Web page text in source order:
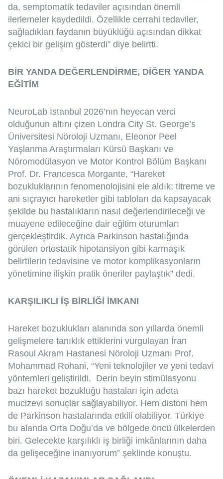
da, semptomatik tedaviler açısından önemli
ilerlemeler kaydedildi. Özellikle cerrahi tedaviler,
sağladıkları faydanın büyüklüğü açısından dikkat
çekici bir gelişim gösterdi” diye belirtti.
BİR YANDA DEĞERLENDİRME, DİĞER YANDA
EĞİTİM
NeuroLab İstanbul 2026’nın heyecan verci
olduğunun altını çizen Londra City St. George’s
Üniversitesi Nöroloji Uzmanı, Eleonor Peel
Yaşlanma Araştırmaları Kürsü Başkanı ve
Nöromodülasyon ve Motor Kontrol Bölüm Başkanı
Prof. Dr. Francesca Morgante, “Hareket
bozukluklarının fenomenolojisini ele aldık; titreme ve
ani sıçrayıcı hareketler gibi tabloları da kapsayacak
şekilde bu hastalıkların nasıl değerlendirileceği ve
muayene edileceğine dair eğitim oturumları
gerçekleştirdik. Ayrıca Parkinson hastalığında
görülen ortostatik hipotansiyon gibi karmaşık
belirtilerin tedavisine ve motor komplikasyonların
yönetimine ilişkin pratik öneriler paylaştık” dedi.
KARŞILIKLI İŞ BİRLİĞİ İMKANI
Hareket bozuklukları alanında son yıllarda önemli
gelişmelere tanıklık ettiklerini vurgulayan İran
Rasoul Akram Hastanesi Nöroloji Uzmanı Prof.
Mohammad Rohani, “Yeni teknolojiler ve yeni tedavi
yöntemleri geliştirildi. Derin beyin stimülasyonu
bazı hareket bozukluğu hastaları için adeta
mucizevi sonuçlar sağlayabiliyor. Hem distoni hem
de Parkinson hastalarında etkili olabiliyor. Türkiye
bu alanda Orta Doğu’da ve bölgede öncü ülkelerden
biri. Gelecekte karşılıklı iş birliği imkânlarının daha
da gelişeceğine inanıyorum” şeklinde konuştu.